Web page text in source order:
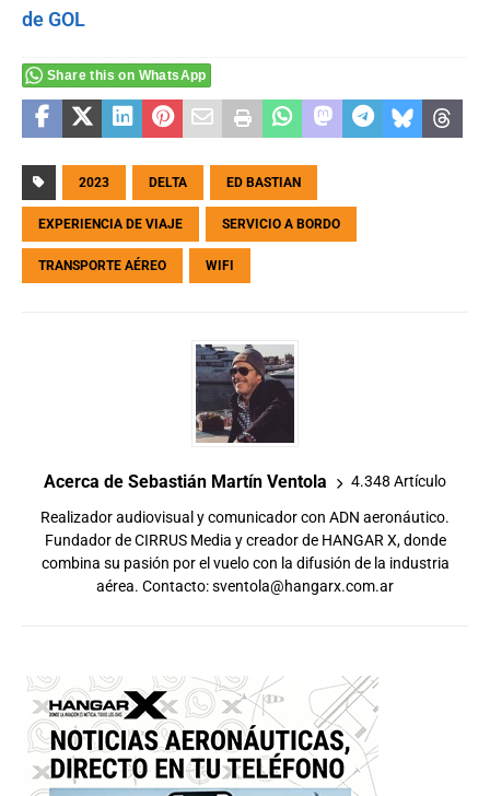
Share this on WhatsApp
2023 DELTA ED BASTIAN
EXPERIENCIA DE VIAJE SERVICIO A BORDO
TRANSPORTE AÉREO WIFI
Acerca de Sebastián Martín Ventola 4.348 Artículo
Realizador audiovisual y comunicador con ADN aeronáutico.
Fundador de CIRRUS Media y creador de HANGAR X, donde
combina su pasión por el vuelo con la difusión de la industria
aérea. Contacto:sventola@hangarx.com.ar